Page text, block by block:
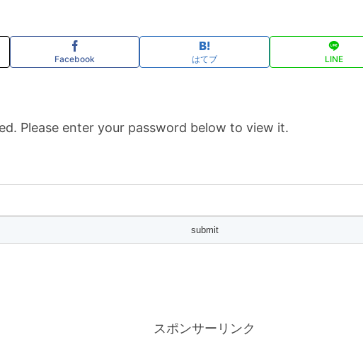
Facebook はてブ LINE
Please enter your password below to view it.
スポンサーリンク